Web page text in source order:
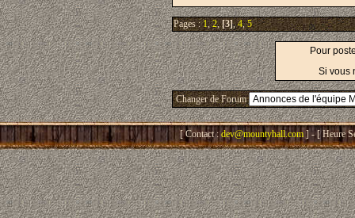
Pages :1,2,[3],4,5
Pour
Si vous
Changer de Forum
[ Contact : dev@mountyhall.com ] - [ Heure